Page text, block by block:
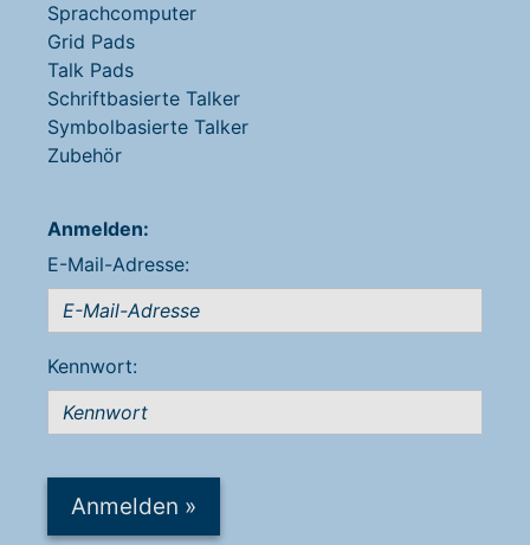
Sprachcomputer
Grid Pads
Talk Pads
Schriftbasierte Talker
Symbolbasierte Talker
Zubehör
Anmelden:
E-Mail-Adresse:
Kennwort:
Anmelden »